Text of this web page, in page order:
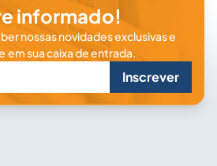
informado!
nossas novidades exclusivas e
sua caixa de entrada.
Inscrever